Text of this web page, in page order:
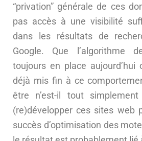
“privation” générale de ces
pas accès à une visibilité
dans les résultats de
Google. Que l’algorithme
toujours en place aujourd’hui
déjà mis fin à ce
être n’est-il tout
(re)développer ces sites web
succès d’optimisation des